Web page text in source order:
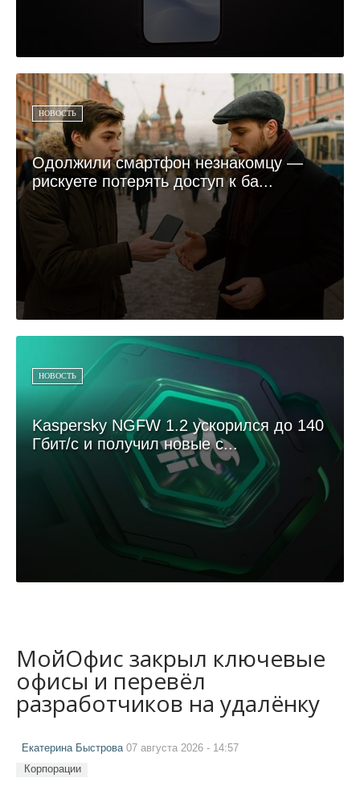
НОВОСТЬ
Одолжили смартфон незнакомцу —
рискуете потерять доступ к ба...
НОВОСТЬ
Kaspersky NGFW 1.2 ускорился до 140
Гбит/с и получил новые с...
МойОфис закрыл ключевые
офисы и перевёл
разработчиков на удалёнку
Екатерина Быстрова 07 августа 2026 - 14:57
Корпорации